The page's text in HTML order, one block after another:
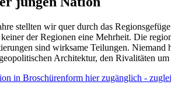
stellten wir quer durch das
der Regionen eine Mehrheit. Die
sind wirksame Teilungen. Niemand
Architektur, den Rivalitäten
in Broschürenform hier zugänglich -